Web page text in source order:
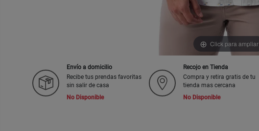
Click para ampliar
Envío a domicilio
Recibe tus prendas favoritas
sin salir de casa
No Disponible
Recojo en Tienda
Compra y retira gratis de tu
tienda mas cercana
No Disponible